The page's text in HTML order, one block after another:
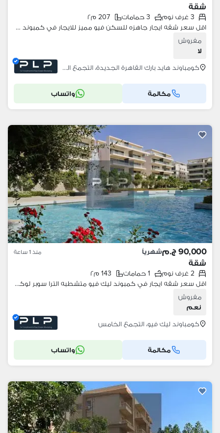
شقة
3 غرف نوم 3 حمامات
207 م٢
اقل سعر شقه ايجار جاهزه للسكن فيو مميز للايجار في كمبوند هايد بارك - التجمع
مفروش
لا
كومباوند هايد بارك القاهرة الجديدة، التجمع الخامس
مكالمة واتساب
90,000 ج.م شهرياً منذ 1 ساعة
شقة
2 غرف نوم 1 حمامات
143 م٢
اقل سعر شقه ايجار في كمبوند ليك فيو متشطبه الترا سوبر لوكس مفروشه بالكامل جاهزه للسكن للايجار في كمبوند ليك فيو
مفروش
نعم
كومباوند ليك فيو، التجمع الخامس
مكالمة واتساب